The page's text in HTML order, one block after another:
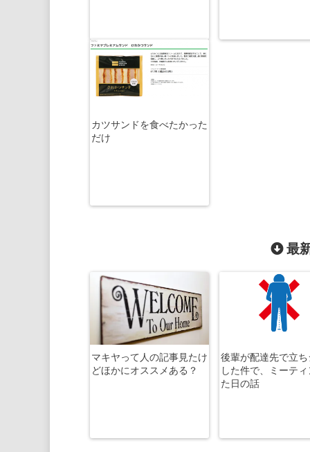
カツサンドを食べたかった
だけ
最
マキヤって人の記事見たけ
どほかにオススメある？
後輩が配達先で立
した件で、ミーテ
た日の話